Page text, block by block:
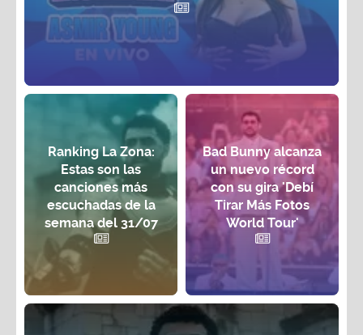
Ranking La Zona:
Estas son las
canciones más
escuchadas de la
semana del 31/07
Bad Bunny alcanza
un nuevo récord
con su gira 'Debí
Tirar Más Fotos
World Tour'